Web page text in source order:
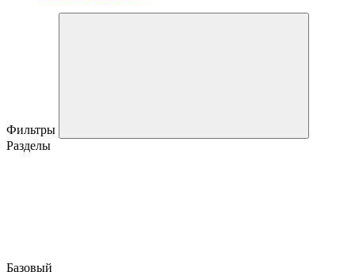
Фильтры
Разделы
Базовый